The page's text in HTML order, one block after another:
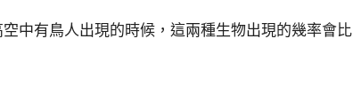
中有鳥人出現的時候，這兩種生物出現的幾率會比